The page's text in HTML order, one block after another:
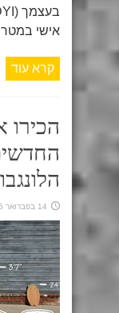
אישי
קרא עוד
הכירו
14 בפברואר 2015